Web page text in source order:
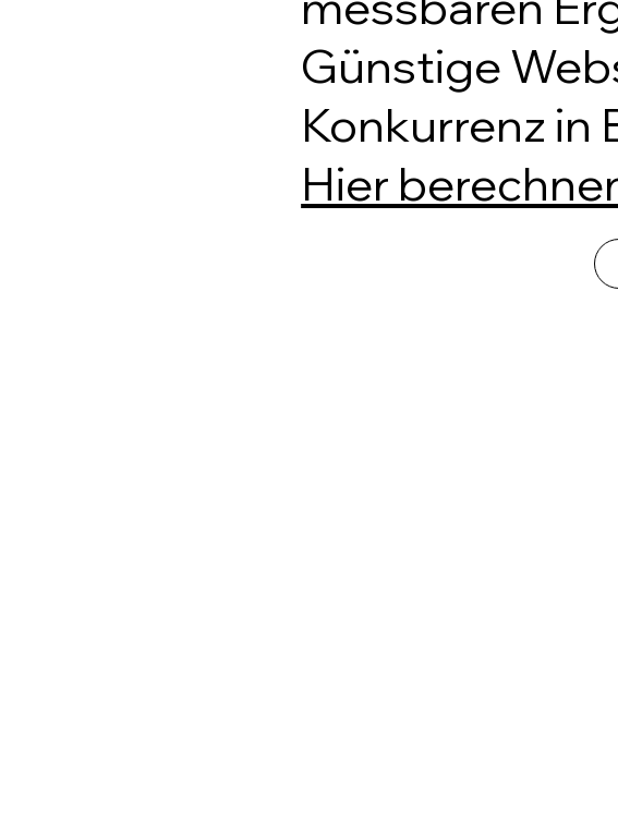
Günstige
Konkurrenz in
Hier